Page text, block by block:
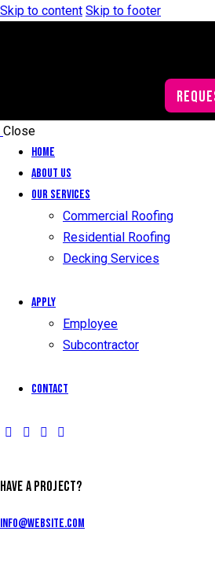
Skip to content Skip to footer
Close
Home
About Us
Our Services
Commercial Roofing
Residential Roofing
Decking Services
Apply
Employee
Subcontractor
Contact
HAVE A PROJECT?
info@website.com